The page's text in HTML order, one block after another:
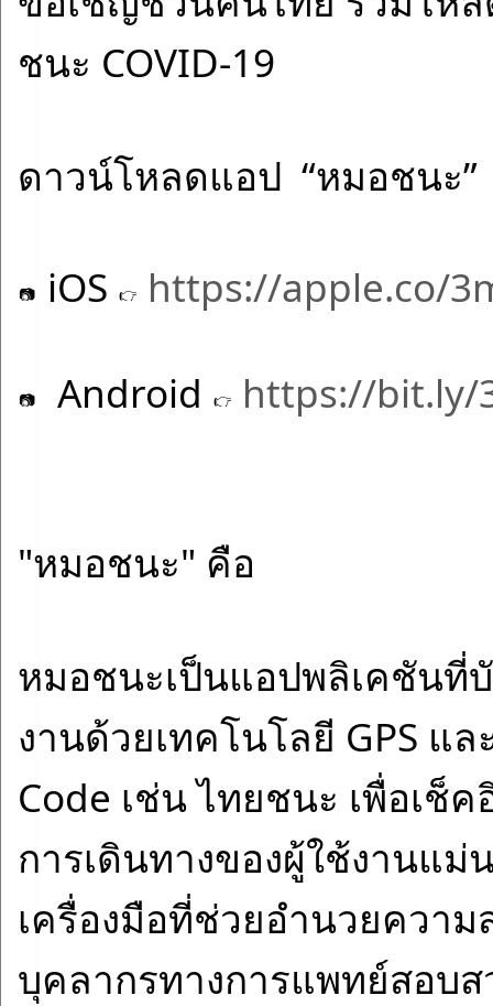
ชนะ COVID-19
ดาวน์โหลดแอป  “หมอชนะ”
iOS
https://apple.co/
  Android
https://bit.ly/
"หมอชนะ" คือ
หมอชนะเป็นแอปพลิเคชันที่
งานด้วยเทคโนโลยี GPS แ
Code เช่น ไทยชนะ เพื่อเช็
การเดินทางของผู้ใช้งานแม่
เครื่องมือที่ช่วยอำนวยควา
บุคลากรทางการแพทย์สอบ